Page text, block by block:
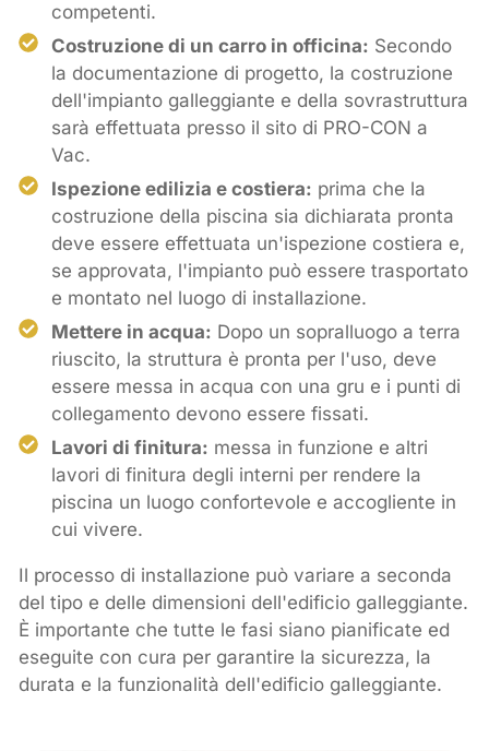
competenti.
Costruzione di un carro in officina: Secondo
la documentazione di progetto, la costruzione
dell'impianto galleggiante e della sovrastruttura
sarà effettuata presso il sito di PRO-CON a
Vac.
Ispezione edilizia e costiera: prima che la
costruzione della piscina sia dichiarata pronta
deve essere effettuata un'ispezione costiera e,
se approvata, l'impianto può essere trasportato
e montato nel luogo di installazione.
Mettere in acqua: Dopo un sopralluogo a terra
riuscito, la struttura è pronta per l'uso, deve
essere messa in acqua con una gru e i punti di
collegamento devono essere fissati.
Lavori di finitura: messa in funzione e altri
lavori di finitura degli interni per rendere la
piscina un luogo confortevole e accogliente in
cui vivere.
Il processo di installazione può variare a seconda
del tipo e delle dimensioni dell'edificio galleggiante.
È importante che tutte le fasi siano pianificate ed
eseguite con cura per garantire la sicurezza, la
durata e la funzionalità dell'edificio galleggiante.